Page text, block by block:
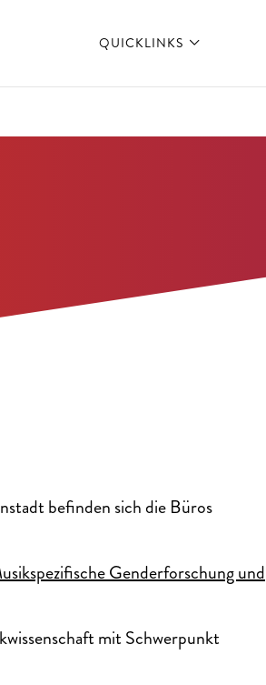
QUICKLINKS
befinden sich die Büros
Genderforschung und
mit Schwerpunkt